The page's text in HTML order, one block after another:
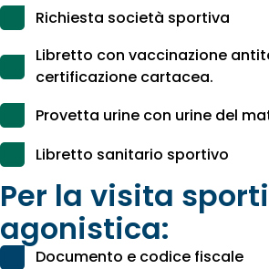
Richiesta società sportiva
Libretto con vaccinazione
certificazione cartacea.
Provetta urine con urine del
Libretto sanitario sportivo
Per la visita
agonistica:
Documento e codice fiscale